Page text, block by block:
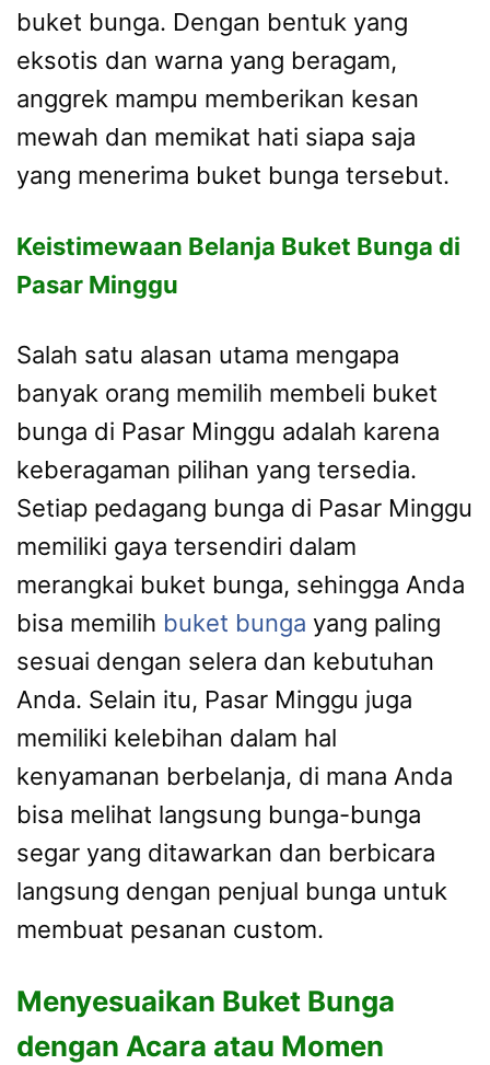
buket bunga. Dengan bentuk yang
eksotis dan warna yang beragam,
anggrek mampu memberikan kesan
mewah dan memikat hati siapa saja
yang menerima buket bunga tersebut.
Keistimewaan Belanja Buket Bunga di
Pasar Minggu
Salah satu alasan utama mengapa
banyak orang memilih membeli buket
bunga di Pasar Minggu adalah karena
keberagaman pilihan yang tersedia.
Setiap pedagang bunga di Pasar Minggu
memiliki gaya tersendiri dalam
merangkai buket bunga, sehingga Anda
bisa memilih buket bunga yang paling
sesuai dengan selera dan kebutuhan
Anda. Selain itu, Pasar Minggu juga
memiliki kelebihan dalam hal
kenyamanan berbelanja, di mana Anda
bisa melihat langsung bunga-bunga
segar yang ditawarkan dan berbicara
langsung dengan penjual bunga untuk
membuat pesanan custom.
Menyesuaikan Buket Bunga
dengan Acara atau Momen